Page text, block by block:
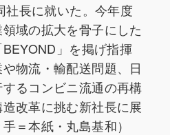
社長に就いた。今年度
域の拡大を骨子にした
」を掲げ指揮
物流・輸配送問題、日
るコンビニ流通の再構
改革に挑む新社長に展
＝本紙・丸島基和）